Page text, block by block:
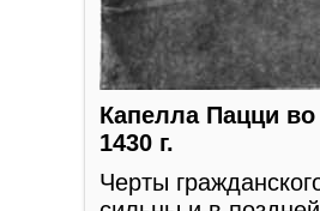
Капелла Пацци
1430 г.
Черты